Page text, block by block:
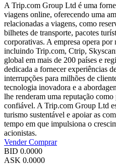
A Trip.com Group Ltd é uma
viagens online, oferecendo uma
relacionadas a viagens, como
bilhetes de transporte, pacotes
corporativas. A empresa opera por
incluindo Trip.com, Ctrip,
global em mais de 200 países e
dedicada a fornecer experiências
interrupções para milhões de
tecnologia inovadora e a
lhe renderam uma reputação
confiável. A Trip.com Group Ltd
turismo sustentável e apoiar as
tempo em que impulsiona o
acionistas.
VenderComprar
BID 0.0000
ASK 0.0000